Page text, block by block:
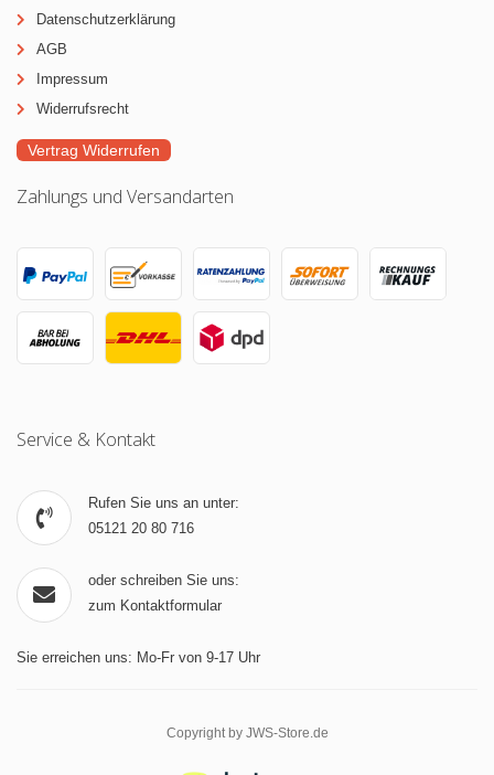
Datenschutzerklärung
AGB
Impressum
Widerrufsrecht
Vertrag Widerrufen
Zahlungs und Versandarten
Service & Kontakt
Rufen Sie uns an unter:
05121 20 80 716
oder schreiben Sie uns:
zum Kontaktformular
Sie erreichen uns: Mo-Fr von 9-17 Uhr
Copyright by JWS-Store.de